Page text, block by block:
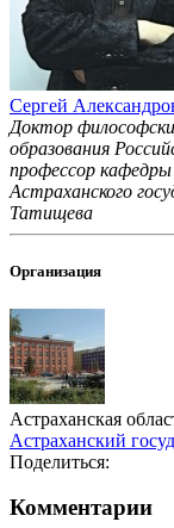
Сергей
Доктор
образования
профессор кафедры
Астраханского
Татищева
Организация
Астраханская
Астраханский
Поделиться:
Комментарии